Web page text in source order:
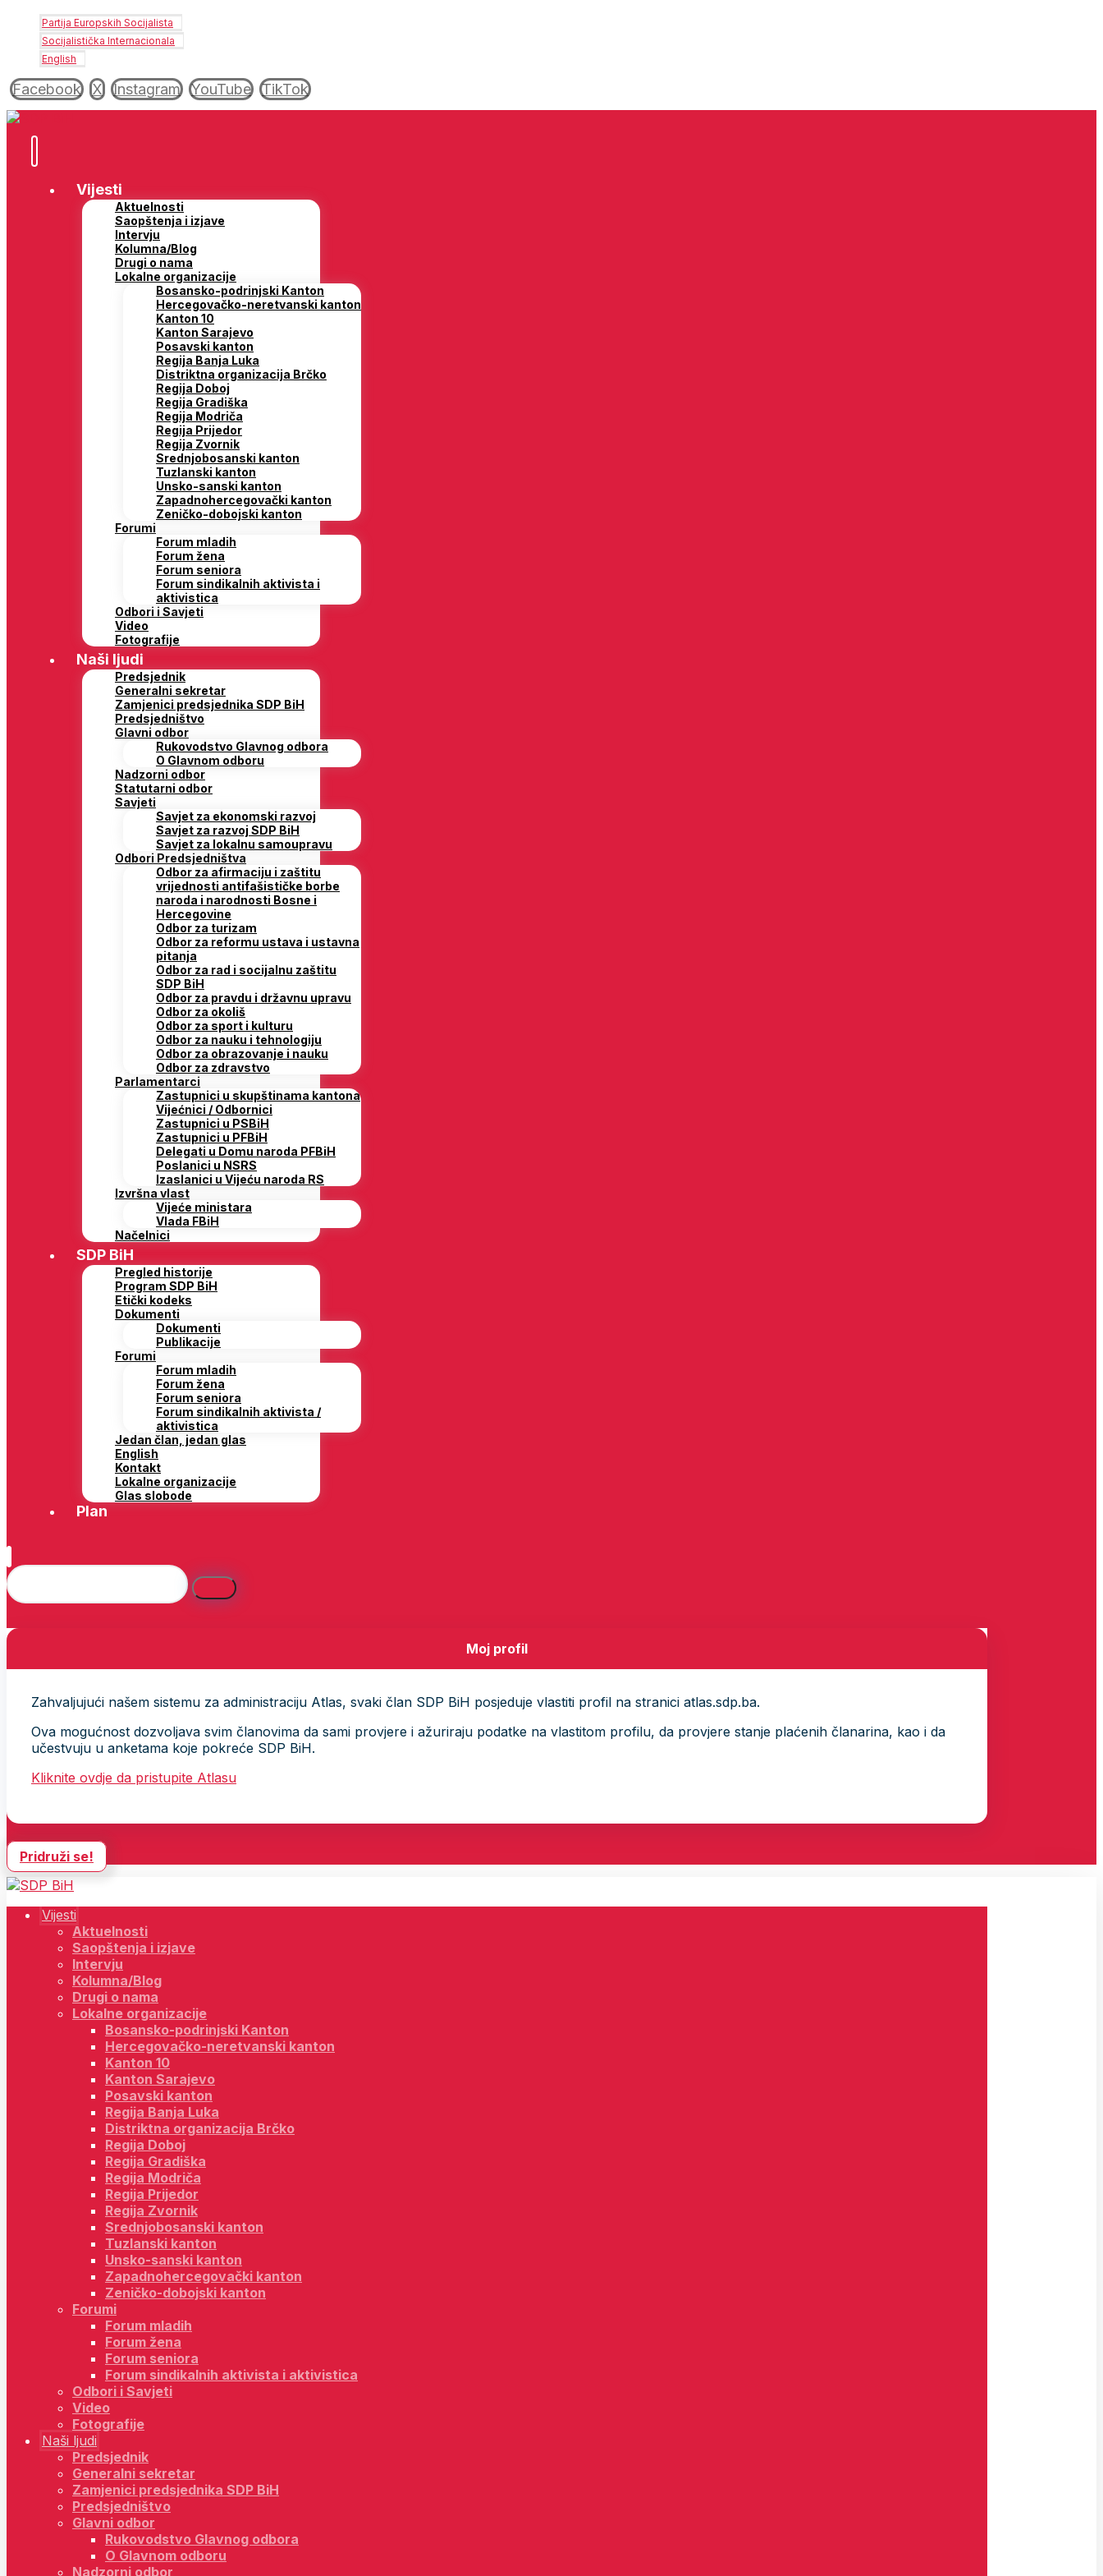
Partija Europskih Socijalista
Socijalistička Internacionala
English
Facebook X Instagram YouTube TikTok
Vijesti
Aktuelnosti
Saopštenja i izjave
Intervju
Kolumna/Blog
Drugi o nama
Lokalne organizacije
Bosansko-podrinjski Kanton
Hercegovačko-neretvanski kanton
Kanton 10
Kanton Sarajevo
Posavski kanton
Regija Banja Luka
Distriktna organizacija Brčko
Regija Doboj
Regija Gradiška
Regija Modriča
Regija Prijedor
Regija Zvornik
Srednjobosanski kanton
Tuzlanski kanton
Unsko-sanski kanton
Zapadnohercegovački kanton
Zeničko-dobojski kanton
Forumi
Forum mladih
Forum žena
Forum seniora
Forum sindikalnih aktivista i
aktivistica
Odbori i Savjeti
Video
Fotografije
Naši ljudi
Predsjednik
Generalni sekretar
Zamjenici predsjednika SDP BiH
Predsjedništvo
Glavni odbor
Rukovodstvo Glavnog odbora
O Glavnom odboru
Nadzorni odbor
Statutarni odbor
Savjeti
Savjet za ekonomski razvoj
Savjet za razvoj SDP BiH
Savjet za lokalnu samoupravu
Odbori Predsjedništva
Odbor za afirmaciju i zaštitu
vrijednosti antifašističke borbe
naroda i narodnosti Bosne i
Hercegovine
Odbor za turizam
Odbor za reformu ustava i ustavna
pitanja
Odbor za rad i socijalnu zaštitu
SDP BiH
Odbor za pravdu i državnu upravu
Odbor za okoliš
Odbor za sport i kulturu
Odbor za nauku i tehnologiju
Odbor za obrazovanje i nauku
Odbor za zdravstvo
Parlamentarci
Zastupnici u skupštinama kantona
Vijećnici / Odbornici
Zastupnici u PSBiH
Zastupnici u PFBiH
Delegati u Domu naroda PFBiH
Poslanici u NSRS
Izaslanici u Vijeću naroda RS
Izvršna vlast
Vijeće ministara
Vlada FBiH
Načelnici
SDP BiH
Pregled historije
Program SDP BiH
Etički kodeks
Dokumenti
Dokumenti
Publikacije
Forumi
Forum mladih
Forum žena
Forum seniora
Forum sindikalnih aktivista /
aktivistica
Jedan član, jedan glas
English
Kontakt
Lokalne organizacije
Glas slobode
Plan
Moj profil
Zahvaljujući našem sistemu za administraciju Atlas, svaki član SDP BiH posjeduje vlastiti profil na stranici atlas.sdp.ba.
Ova mogućnost dozvoljava svim članovima da sami provjere i ažuriraju podatke na vlastitom profilu, da provjere stanje plaćenih članarina, kao i da
učestvuju u anketama koje pokreće SDP BiH.
Kliknite ovdje da pristupite Atlasu
Pridruži se!
Vijesti
Aktuelnosti
Saopštenja i izjave
Intervju
Kolumna/Blog
Drugi o nama
Lokalne organizacije
Bosansko-podrinjski Kanton
Hercegovačko-neretvanski kanton
Kanton 10
Kanton Sarajevo
Posavski kanton
Regija Banja Luka
Distriktna organizacija Brčko
Regija Doboj
Regija Gradiška
Regija Modriča
Regija Prijedor
Regija Zvornik
Srednjobosanski kanton
Tuzlanski kanton
Unsko-sanski kanton
Zapadnohercegovački kanton
Zeničko-dobojski kanton
Forumi
Forum mladih
Forum žena
Forum seniora
Forum sindikalnih aktivista i aktivistica
Odbori i Savjeti
Video
Fotografije
Naši ljudi
Predsjednik
Generalni sekretar
Zamjenici predsjednika SDP BiH
Predsjedništvo
Glavni odbor
Rukovodstvo Glavnog odbora
O Glavnom odboru
Nadzorni odbor